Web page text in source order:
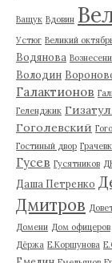
Ващук Вдовин
Устюг Великий
Водянова
Володин
Галактионов
Геленджик
Гоголевский
Гостиный двор
Гусев Гусятников
Даша Петренко
Дмитров
Домени Дом офицеров
Дёржа Е.Коршунова